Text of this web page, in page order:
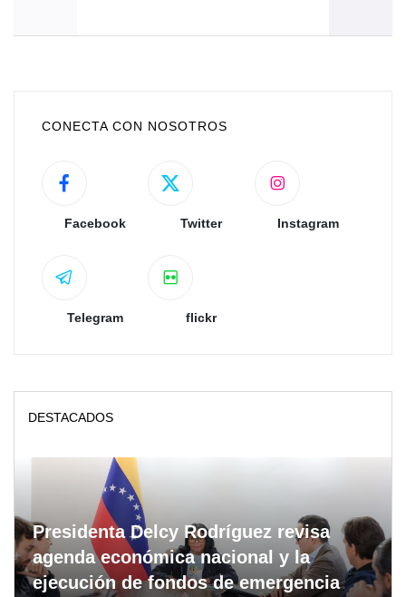
CONECTA CON NOSOTROS
Facebook Twitter Instagram
Telegram flickr
DESTACADOS
Presidenta Delcy Rodríguez revisa
agenda económica nacional y la
ejecución de fondos de emergencia